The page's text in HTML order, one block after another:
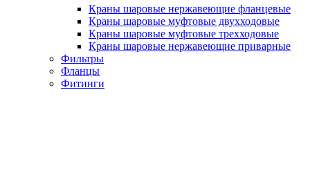
Краны шаровые нержавеющие фланцевые
Краны шаровые муфтовые двухходовые
Краны шаровые муфтовые трехходовые
Краны шаровые нержавеющие приварные
Фильтры
Фланцы
Фитинги